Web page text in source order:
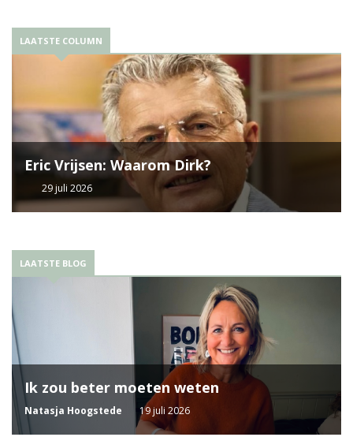
LAATSTE COLUMN
Eric Vrijsen: Waarom Dirk?
29 juli 2026
LAATSTE BLOG
Ik zou beter moeten weten
Natasja Hoogstede 19 juli 2026